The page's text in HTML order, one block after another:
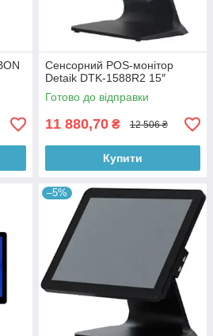
Сенсорний POS-монітор
Detaik DTK-1588R2 15″
Готово до відправки
11 880,70 ₴ 12 506 ₴
Купити
–5%